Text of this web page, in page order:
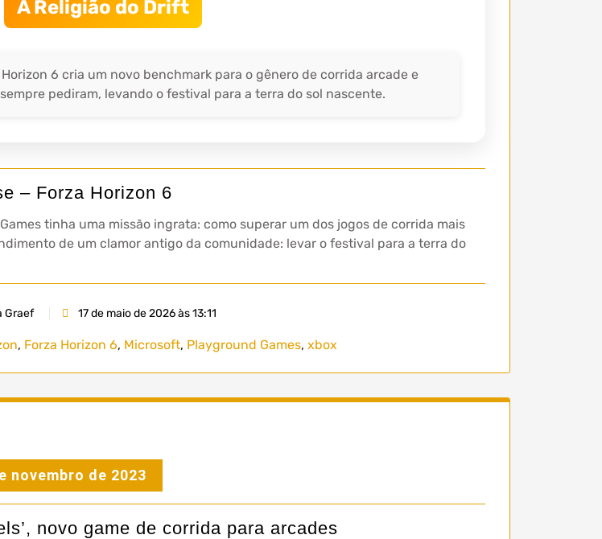
A Religião do Drift
6 cria um novo benchmark para o gênero de corrida arcade e
pediram, levando o festival para a terra do sol nascente.
– Forza Horizon 6
tinha uma missão ingrata: como superar um dos jogos de corrida mais
de um clamor antigo da comunidade: levar o festival para a terra do
Graef 17 de maio de 2026 às 13:11
, Forza Horizon 6, Microsoft, Playground Games, xbox
novembro de 2023
novo game de corrida para arcades